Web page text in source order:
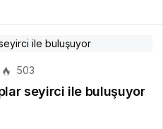
503
seyirci ile buluşuyor